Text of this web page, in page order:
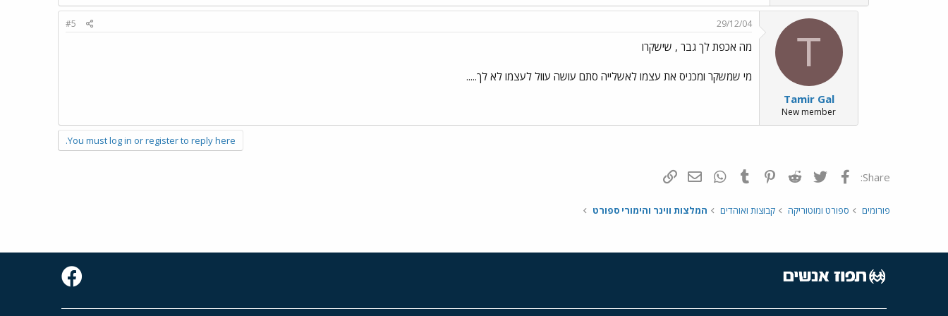
T
Tamir Gal
New member
29/12/04
#5
מה אכפת לך גבר , שישקרו
מי שמשקר ומכניס את עצמו לאשלייה סתם עושה עוול לעצמו לא לך.....
You must log in or register to reply here.
Share: פייסבוק Twitter
Reddit
Pinterest
Tumblr
WhatsAppדואר אלקטרוני
פורומים ספורט ומוטוריקה קבוצות ואוהדים המלצות ווינר והימורי ספורט